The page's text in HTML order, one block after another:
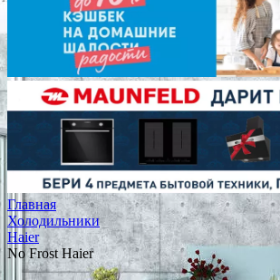
Главная
Холодильники
Haier
No Frost Haier